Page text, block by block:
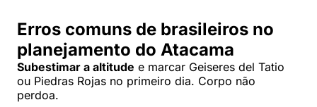
Erros comuns de brasileiros no
planejamento do Atacama
Subestimar a altitude e marcar Geiseres del Tatio
ou Piedras Rojas no primeiro dia. Corpo não
perdoa.